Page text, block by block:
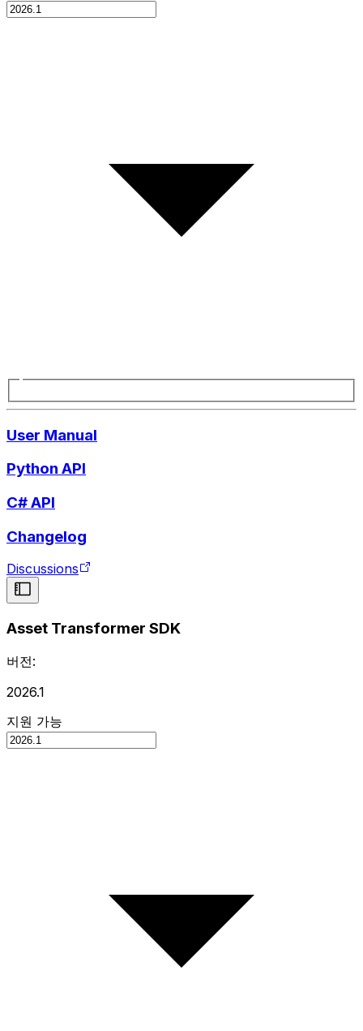
User Manual
Python API
C# API
Changelog
Discussions
Asset Transformer SDK
버전:
2026.1
지원 가능